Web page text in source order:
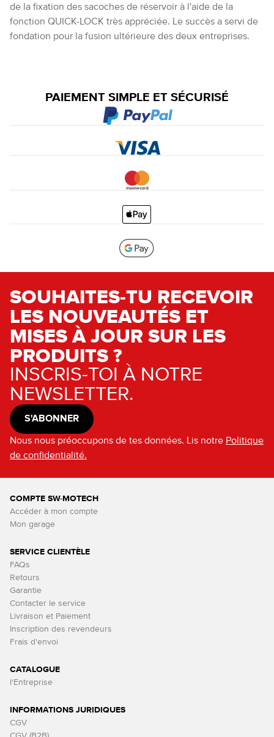
de la fixation des sacoches de réservoir à l'aide de la
fonction QUICK-LOCK très appréciée. Le succès a servi de
fondation pour la fusion ultérieure des deux entreprises.
PAIEMENT SIMPLE ET SÉCURISÉ
SOUHAITES-TU RECEVOIR
LES NOUVEAUTÉS ET
MISES À JOUR SUR LES
PRODUITS ?
INSCRIS-TOI À NOTRE
NEWSLETTER.
S'ABONNER
Nous nous préoccupons de tes données. Lis notre Politique
de confidentialité.
COMPTE SW-MOTECH
Accéder à mon compte
Mon garage
SERVICE CLIENTÈLE
FAQs
Retours
Garantie
Contacter le service
Livraison et Paiement
Inscription des revendeurs
Frais d'envoi
CATALOGUE
l'Entreprise
INFORMATIONS JURIDIQUES
CGV